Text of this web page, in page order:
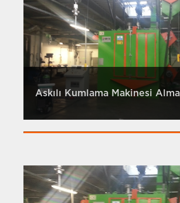
Askılı Kumlama Makinesi